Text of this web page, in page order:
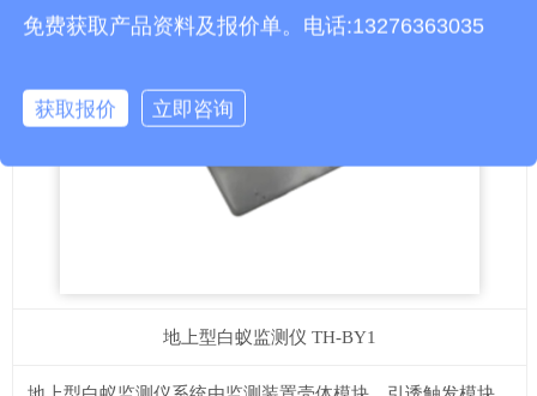
地上型白蚁监测仪 TH-BY1
免费获取产品资料及报价单。电话:13276363035
获取报价 立即咨询